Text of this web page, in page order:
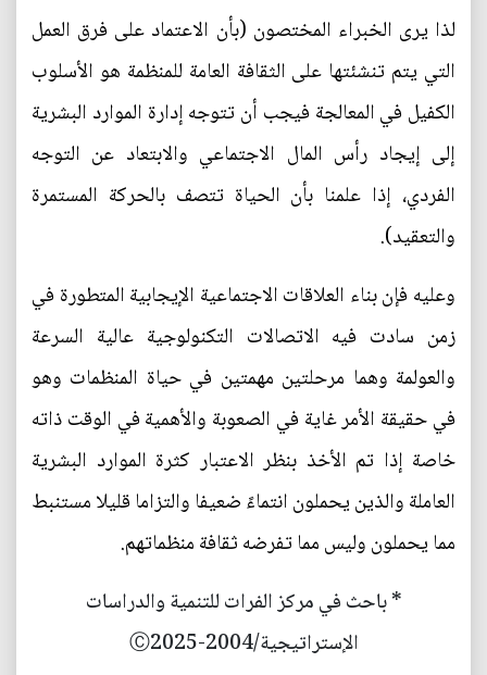
لذا يرى الخبراء المختصون (بأن الاعتماد على فرق العمل
التي يتم تنشئتها على الثقافة العامة للمنظمة هو الأسلوب
الكفيل في المعالجة فيجب أن تتوجه إدارة الموارد البشرية
إلى إيجاد رأس المال الاجتماعي والابتعاد عن التوجه
الفردي، إذا علمنا بأن الحياة تتصف بالحركة المستمرة
والتعقيد).
وعليه فإن بناء العلاقات الاجتماعية الإيجابية المتطورة في
زمن سادت فيه الاتصالات التكنولوجية عالية السرعة
والعولمة وهما مرحلتين مهمتين في حياة المنظمات وهو
في حقيقة الأمر غاية في الصعوبة والأهمية في الوقت ذاته
خاصة إذا تم الأخذ بنظر الاعتبار كثرة الموارد البشرية
العاملة والذين يحملون انتماءً ضعيفا والتزاما قليلا مستنبط
مما يحملون وليس مما تفرضه ثقافة منظماتهم.
* باحث في مركز الفرات للتنمية والدراسات
الإستراتيجية/2004-Ⓒ2025